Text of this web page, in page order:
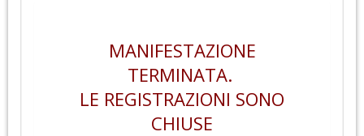
MANIFESTAZIONE
TERMINATA.
LE REGISTRAZIONI SONO
CHIUSE